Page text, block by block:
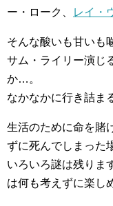
ー・ローク、
レイ・
そんな酸いも甘いも
サム・ライリー演じ
か…。
なかなかに行き詰ま
生活のために命を賭
ずに死んでしまった
いろいろ謎は残りま
は何も考えずに楽し